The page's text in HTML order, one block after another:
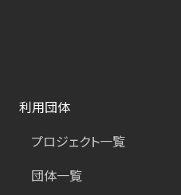
利用団体
プロジェクト一覧
団体一覧